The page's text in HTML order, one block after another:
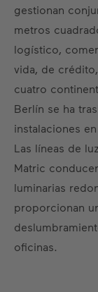
gestionan
metros
logístico,
vida, de
cuatro
Berlín se ha
instalaciones
Las líneas de
Matric
luminarias
proporcionan
oficinas.